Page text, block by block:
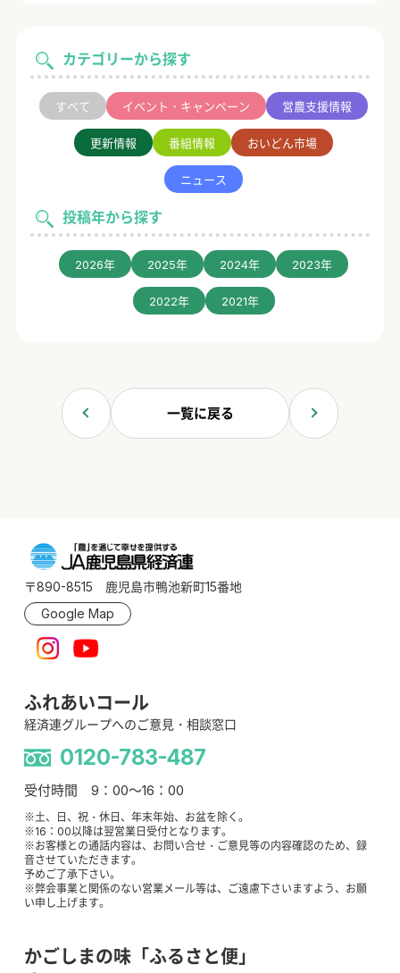
カテゴリーから探す
すべて イベント・キャンペーン 営農支援情報
更新情報 番組情報 おいどん市場
ニュース
投稿年から探す
2026年 2025年 2024年 2023年
2022年 2021年
一覧に戻る
〒890-8515 鹿児島市鴨池新町15番地
Google Map
ふれあいコール
経済連グループへのご意見・相談窓口
0120-783-487
受付時間 9：00～16：00
※土、日、祝・休日、年末年始、お盆を除く。
※16：00以降は翌営業日受付となります。
※お客様との通話内容は、お問い合せ・ご意見等の内容確認のため、録
音させていただきます。
予めご了承下さい。
※弊会事業と関係のない営業メール等は、ご遠慮下さいますよう、お願
い申し上げます。
かごしまの味「ふるさと便」